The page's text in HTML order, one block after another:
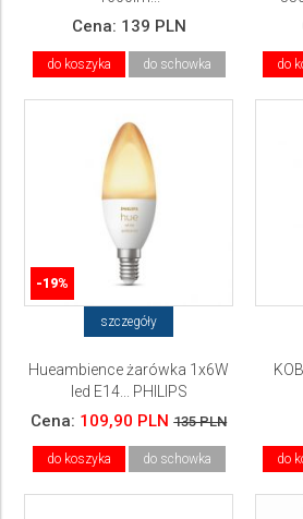
Cena: 139 PLN
do koszyka do schowka do
-19%
szczegóły
Hueambience żarówka 1x6W
led E14... PHILIPS
Cena: 109,90 PLN 135 PLN
do koszyka do schowka do